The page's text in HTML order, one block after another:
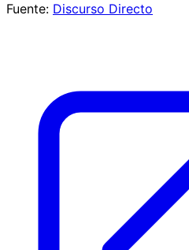
Fuente: Discurso Directo